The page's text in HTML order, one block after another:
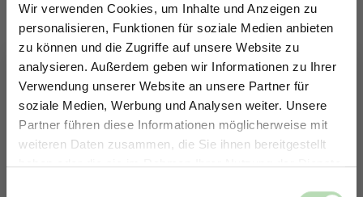
Wir verwenden Cookies, um Inhalte und Anzeigen zu
personalisieren, Funktionen für soziale Medien anbieten
zu können und die Zugriffe auf unsere Website zu
analysieren. Außerdem geben wir Informationen zu Ihrer
Verwendung unserer Website an unsere Partner für
soziale Medien, Werbung und Analysen weiter. Unsere
Partner führen diese Informationen möglicherweise mit
weiteren Daten zusammen, die Sie ihnen bereitgestellt
haben oder die sie im Rahmen Ihrer Nutzung der Dienste
ERHALTE 5% RABATT AUF
DEINE RÜCKWÄNDE